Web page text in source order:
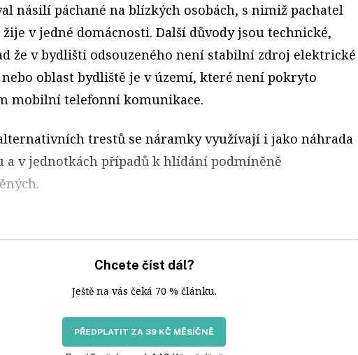
násilí páchané na blízkých osobách, s nimiž pachatel
v jedné domácnosti. Další důvody jsou technické,
že v bydlišti odsouzeného není stabilní zdroj elektrické
oblast bydliště je v území, které není pokryto
mobilní telefonní komunikace.
trestů se náramky využívají i jako náhrada
a v jednotkách případů k hlídání podmíněně
Chcete číst dál?
Ještě na vás čeká 70 % článku.
PŘEDPLATIT ZA 39 KČ MĚSÍČNĚ